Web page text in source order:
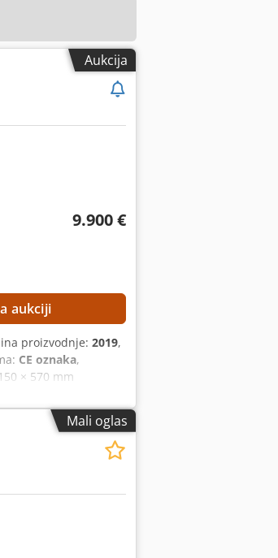
Aukcija
9.900 €
aukciji
proizvodnje: 2019,
CE oznaka,
× 570 mm
Ah Napon baterije:
7.922 kg Broj
svetla CE oznaka
Mali oglas